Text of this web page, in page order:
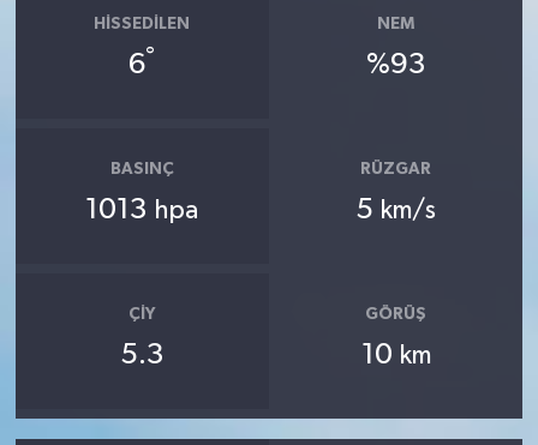
HISSEDILEN
6°
NEM
%93
BASINÇ
1013 hpa
RÜZGAR
5 km/s
ÇIY
5.3
GÖRÜŞ
10 km